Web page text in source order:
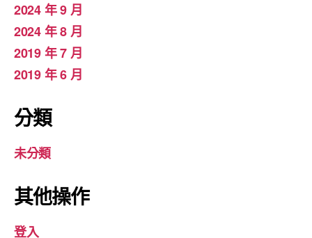
2024 年 9 月
2024 年 8 月
2019 年 7 月
2019 年 6 月
分類
未分類
其他操作
登入